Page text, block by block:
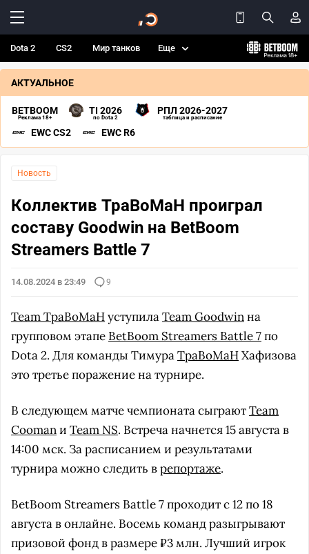
Dota 2 CS2 Мир танков Еще
АКТУАЛЬНОЕ
BETBOOM
Реклама 18+
TI 2026
по Dota 2
РПЛ 2026-2027
таблица и расписание
EWC CS2 EWC R6
Новость
Коллектив TpaBoMaH проиграл
составу Goodwin на BetBoom
Streamers Battle 7
14.08.2024 в 23:49 9
Team TpaBoMaHуступилаTeam Goodwinна
групповом этапе BetBoom Streamers Battle 7по
Dota 2. Для команды ТимураTpaBoMaHХафизова
это третье поражение на турнире.
В следующем матче чемпионата сыграютTeam
Coomanи Team NS. Встреча начнется 15 августа в
14:00 мск. За расписанием и результатами
турнира можно следить врепортаже.
BetBoom Streamers Battle 7 проходит с 12 по 18
августа в онлайне. Восемь команд разыгрывают
призовой фонд в размере ₽3 млн. Лучший игрок